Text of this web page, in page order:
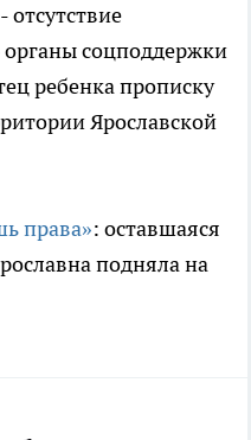
отсутствие
органы соцподдержки
ребенка прописку
Ярославской
права»: оставшаяся
подняла на